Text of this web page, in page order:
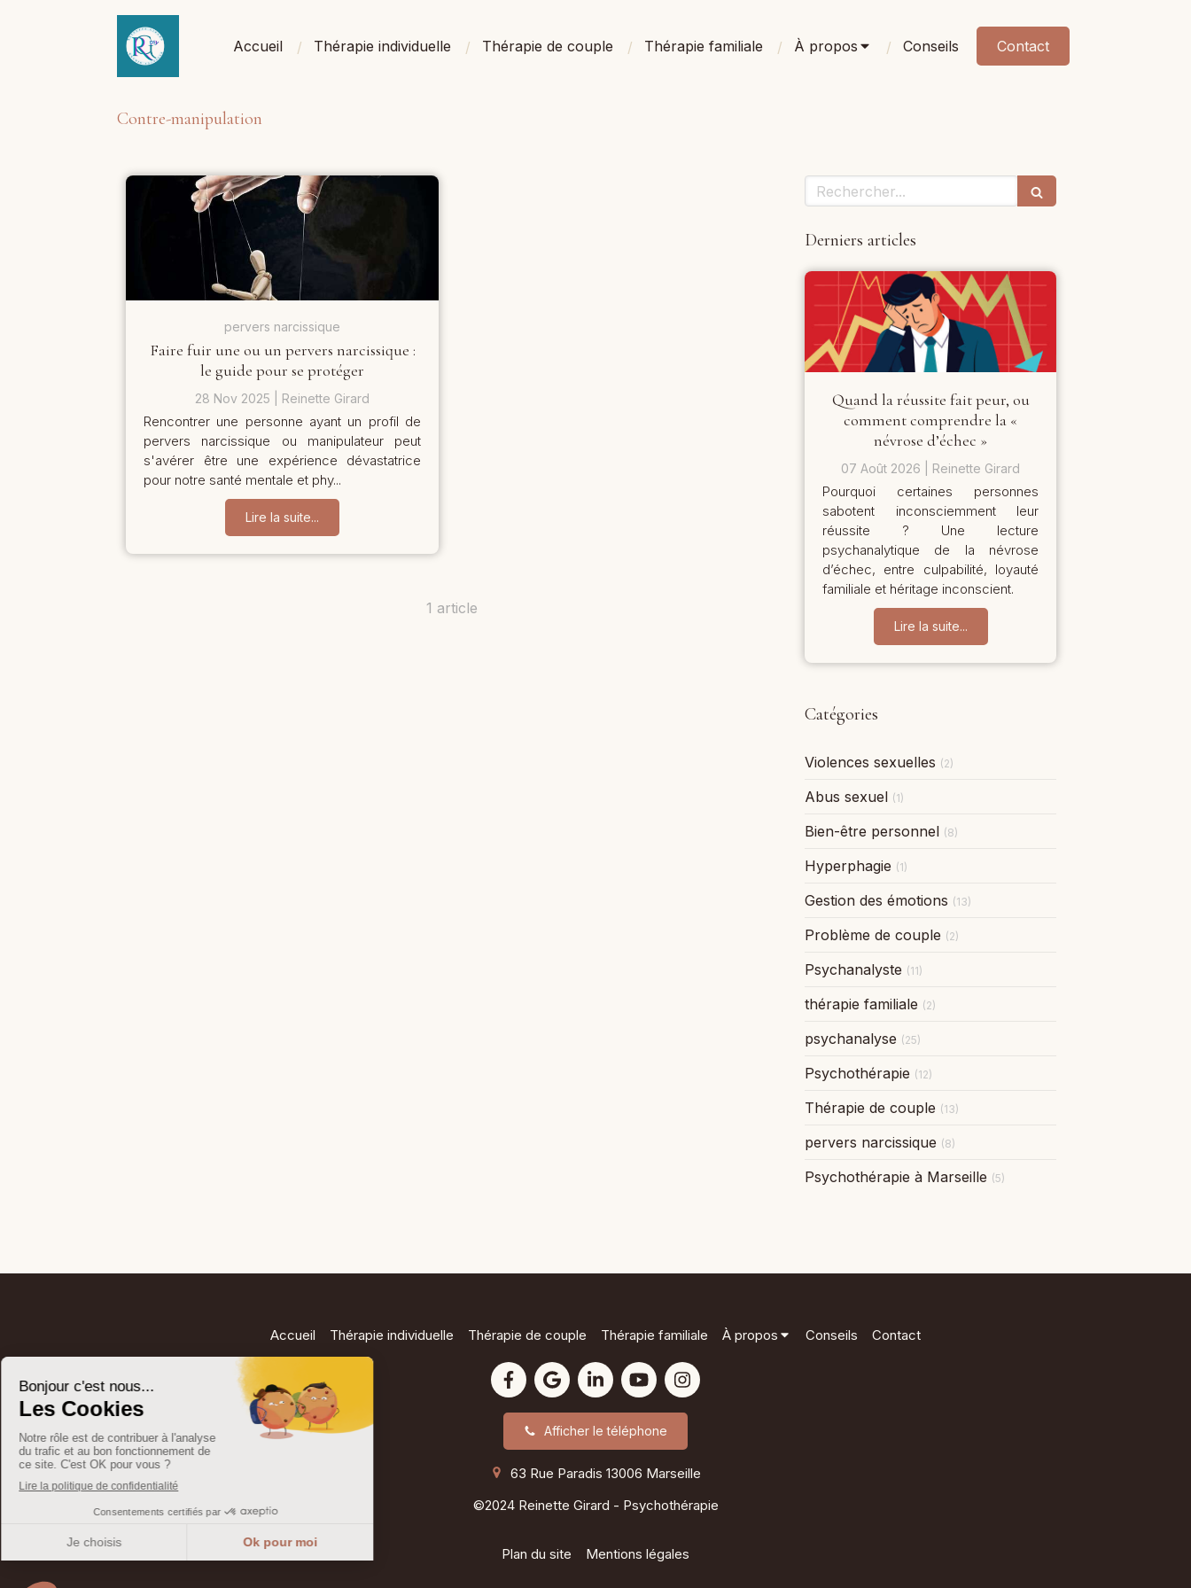
Accueil Thérapie individuelle Thérapie de couple Thérapie familiale À propos Conseils Contact
Contre-manipulation
pervers narcissique
Faire fuir une ou un pervers narcissique :
le guide pour se protéger
28 Nov 2025 Reinette Girard
Rencontrer une personne ayant un profil de
pervers narcissique ou manipulateur peut
s'avérer être une expérience dévastatrice
pour notre santé mentale et phy...
Lire la suite...
1 article
Rechercher
Derniers articles
Quand la réussite fait peur, ou
comment comprendre la «
névrose d’échec »
07 Août 2026 Reinette Girard
Pourquoi certaines personnes
sabotent inconsciemment leur
réussite ? Une lecture
psychanalytique de la névrose
d’échec, entre culpabilité, loyauté
familiale et héritage inconscient.
Lire la suite...
Catégories
Violences sexuelles (2)
Abus sexuel (1)
Bien-être personnel (8)
Hyperphagie (1)
Gestion des émotions (13)
Problème de couple (2)
Psychanalyste (11)
thérapie familiale (2)
psychanalyse (25)
Psychothérapie (12)
Thérapie de couple (13)
pervers narcissique (8)
Psychothérapie à Marseille (5)
Accueil Thérapie individuelle Thérapie de couple Thérapie familiale À propos Conseils Contact
Afficher le téléphone
63 Rue Paradis 13006 Marseille
©2024 Reinette Girard - Psychothérapie
Plan du site Mentions légales